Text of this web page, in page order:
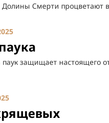
Долины Смерти процветают
защищает настоящего